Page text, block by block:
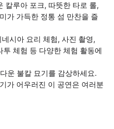
칼루아 포크, 따뜻한 타로 롤,
가 가득한 정통 섬 만찬을 즐
시아 요리 체험, 사진 촬영,
체험 등 다양한 체험 활동에
운 불칼 묘기를 감상하세요.
가 어우러진 이 공연은 여러분